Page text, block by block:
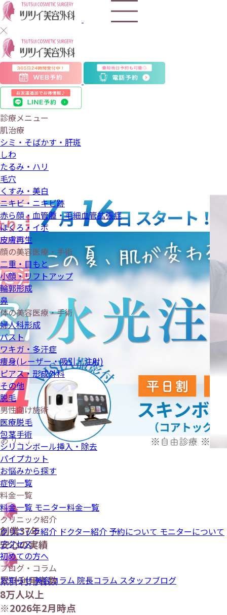
診療メニュー
肌治療
シミ・そばかす・肝斑
しわ
たるみ・ハリ
毛穴
くすみ・美白
ニキビ・ニキビ跡
赤ら顔・血管腫・毛細血管拡張症
ほくろ・イボ
皮膚再生
顔の美容医療・手術
二重・目もと
小顔・リフトアップ
輪郭形成
鼻
体の美容医療・手術
婦人科形成
バスト
ワキガ・多汗症
痩身(レーザー・吸引・注射)
ピアス・形成外科
その他
脱毛
男性向け施術
医療脱毛
包茎手術
シリコンボール挿入・除去
パイプカット
お悩みから探す
症例一覧
料金一覧
料金一覧 モニター料金一覧
クリニック紹介
クリニック紹介 ドクター紹介 予約について モニターについて
アクセス
初めての方へ
ブログ・コラム
お知らせ美容コラム 院長コラム スタッフブログ
ツ
ツ
イ
美
容
外
科
創業37年
安心の実績
累計利用者数
8万人以上
※2026年2月時点